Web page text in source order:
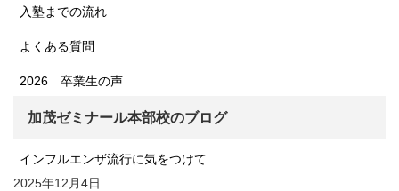
入塾までの流れ
よくある質問
2026 卒業生の声
加茂ゼミナール本部校のブログ
インフルエンザ流行に気をつけて
2025年12月4日